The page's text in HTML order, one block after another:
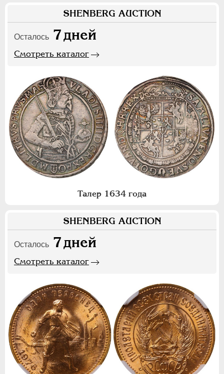
SHENBERG AUCTION
Осталось 7дней
Смотреть каталог
Талер 1634 года
SHENBERG AUCTION
Осталось 7дней
Смотреть каталог